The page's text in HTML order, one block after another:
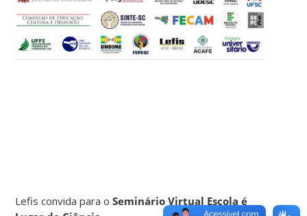
Lefis convida para oSeminário Virtual Escola é